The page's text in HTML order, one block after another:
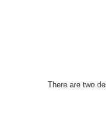
There are two